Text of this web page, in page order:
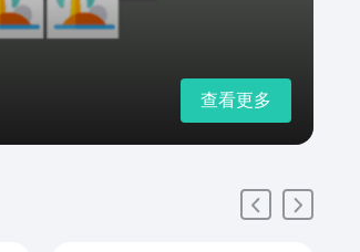
查看更多